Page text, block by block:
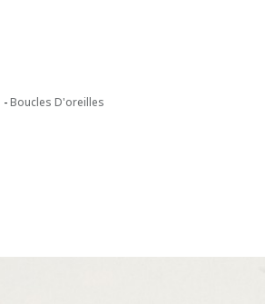
-Boucles D'oreilles